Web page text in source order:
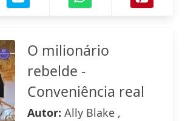
O milionário
rebelde -
Conveniência real
Autor: Ally Blake ,